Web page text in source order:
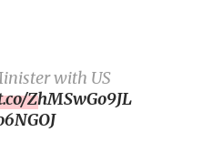
with US
ZhMSwGo9JL